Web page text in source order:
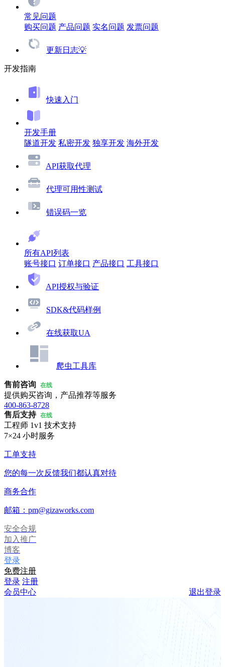
常见问题
购买问题 产品问题 实名问题 发票问题
更新日志💡
开发指南
快速入门
开发手册
隧道开发 私密开发 独享开发 海外开发
API获取代理
代理可用性测试
错误码一览
所有API列表
账号接口 订单接口 产品接口 工具接口
API授权与验证
SDK&代码样例
在线获取UA
爬虫工具库
售前咨询 在线
提供购买咨询，产品推荐等服务
400-863-8728
售后支持 在线
工程师 1v1 技术支持
7×24 小时服务
工单支持
您的每一次反馈我们都认真对待
商务合作
邮箱：pm@gizaworks.com
安全合规
加入推广
博客
登录
免费注册
登录 注册
会员中心
退出登录